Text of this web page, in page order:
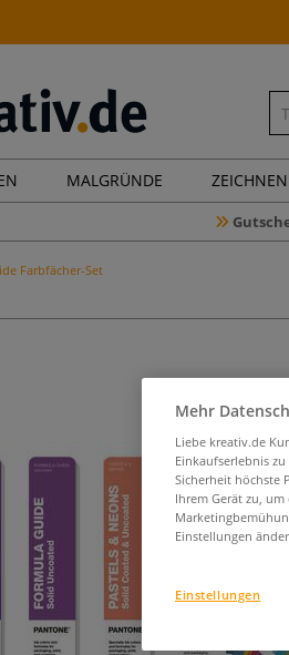
MALGRÜNDE ZEICHNEN
Farbfächer-Set
Mehr
Liebe kreativ.de
Einkaufserlebnis
Sicherheit höchste
Ihrem Gerät zu,
Einstellungen
Einstellungen